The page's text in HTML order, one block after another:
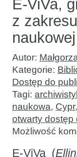
E-ViVa,
z
naukowej
Autor:
Kategorie:
Dostęp do
Tagi:
naukowa, Cypr,
otwarty dostęp
Możliwość
E-ViVa (